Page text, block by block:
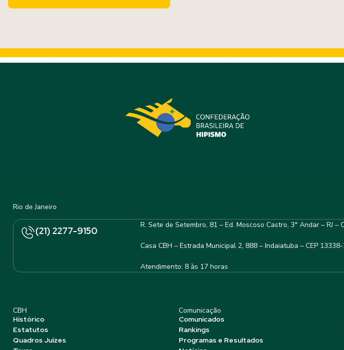
Rio de Janeiro
(21) 2277-9150
R. Sete de Setembro, 81 – Ed. Moscoso Castro, 3° Andar – RJ –
Casa CBH – Estrada Municipal 2, 888 – Indaiatuba – CEP
Atendimento: 8 às 17 horas
CBH
Histórico
Estatutos
Quadros Juízes
Comunicação
Comunicados
Rankings
Programas e Resultados